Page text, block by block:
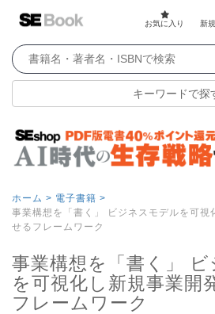
お気に入り 新
キーワードで探
ホーム > 電子書籍 >
事業構想を「書く」 ビジネスモデルを可視
せるフレームワーク
事業構想を「書く」
を可視化し新規事業開
フレームワーク